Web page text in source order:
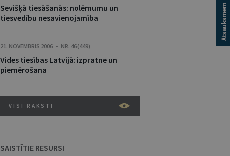
Sevišķā tiesāšanās: nolēmumu un
tiesvedību nesavienojamība
21. NOVEMBRIS 2006 • NR. 46 (449)
Vides tiesības Latvijā: izpratne un
piemērošana
VISI RAKSTI
SAISTĪTIE RESURSI